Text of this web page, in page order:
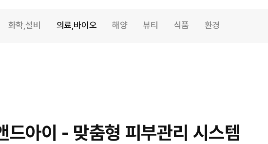
화학,설비 의료,바이오 해양 뷰티 식품 환경
드아이 - 맞춤형 피부관리 시스템